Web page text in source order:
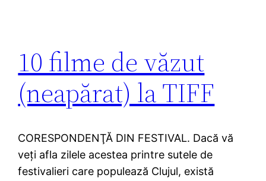
10 filme de văzut
(neapărat) la TIFF
CORESPONDENŢĂ DIN FESTIVAL. Dacă vă
veţi afla zilele acestea printre sutele de
festivalieri care populează Clujul, există